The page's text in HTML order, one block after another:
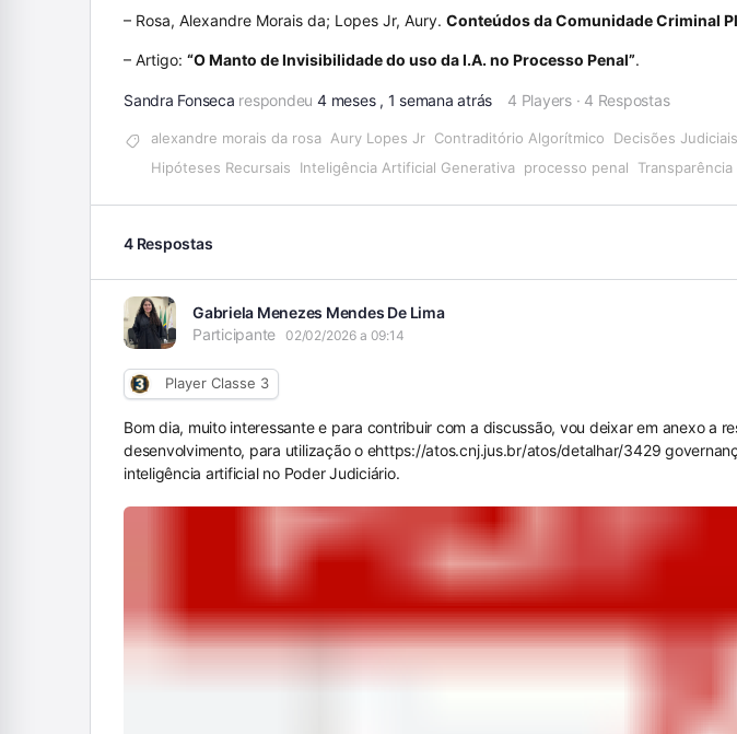
– Rosa, Alexandre Morais da; Lopes Jr, Aury. Conteúdos da Comunidade Criminal
– Artigo: “O Manto de Invisibilidade do uso da I.A. no Processo Penal”.
Sandra Fonseca respondeu4 meses , 1 semana atrás 4 Players · 4 Respostas
alexandre morais da rosa Aury Lopes Jr Contraditório Algorítmico Decisões Judiciais
Hipóteses Recursais
Inteligência Artificial Generativa processo penal
4 Respostas
Gabriela Menezes Mendes De Lima
Participante 02/02/2026 a 09:14
Player Classe 3
Bom dia, muito interessante e para contribuir com a discussão, vou deixar em anexo a
desenvolvimento, para utilização o ehttps://atos.cnj.jus.br/atos/detalhar/3429
inteligência artificial no Poder Judiciário.